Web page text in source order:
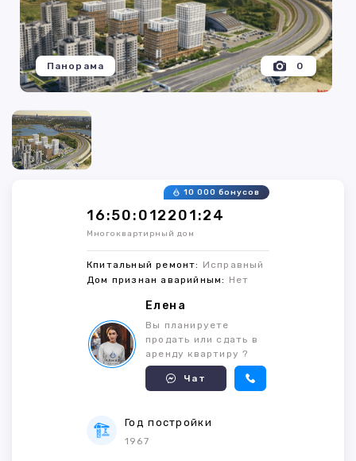
0
Панорама
16:50:012201:24
10 000 бонусов
Многоквартирный дом
Кпитальный ремонт: Исправный
Дом признан аварийным: Нет
Елена
Вы планируете
продать или сдать в
аренду квартиру ?
Чат
Год постройки
1967